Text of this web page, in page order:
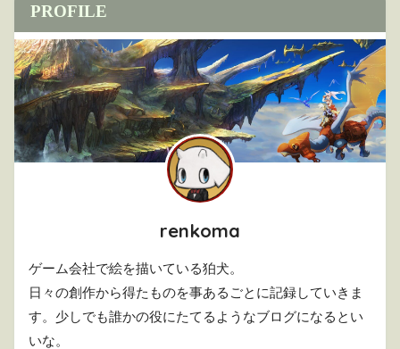
PROFILE
renkoma
ゲーム会社で絵を描いている狛犬。
日々の創作から得たものを事あるごとに記録していきま
す。少しでも誰かの役にたてるようなブログになるとい
いな。